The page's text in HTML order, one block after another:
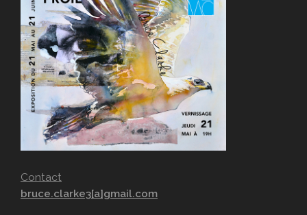
Contact
bruce.clarke3[a]gmail.com